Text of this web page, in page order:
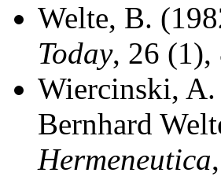
Welte, B.
Today, 26 (1),
Wiercinski,
Bernhard
Hermeneutica